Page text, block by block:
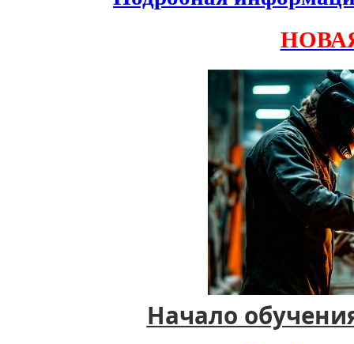
Начало